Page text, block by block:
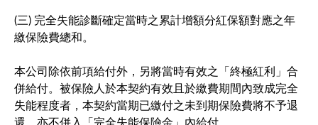
(三) 完全失能診斷確定當時之累計增額分紅保額對應之年
繳保險費總和。
本公司除依前項給付外，另將當時有效之「終極紅利」合
併給付。被保險人於本契約有效且於繳費期間內致成完全
失能程度者，本契約當期已繳付之未到期保險費將不予退